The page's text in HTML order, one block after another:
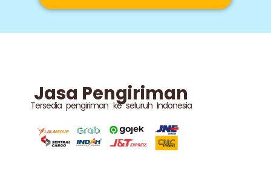
Jasa Pengiriman
Tersedia pengiriman ke seluruh Indonesia